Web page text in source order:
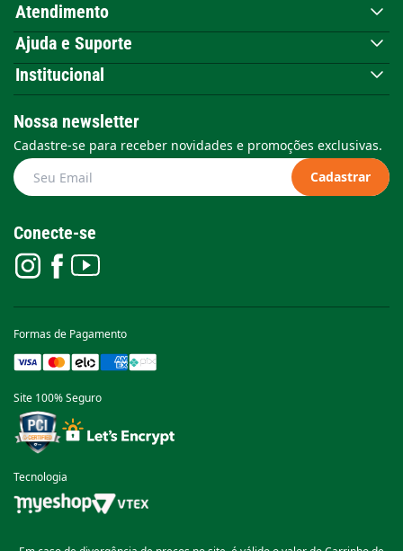
Atendimento
Ajuda e Suporte
Institucional
Nossa newsletter
Cadastre-se para receber novidades e promoções exclusivas.
Cadastrar
Conecte-se
Formas de Pagamento
Site 100% Seguro
Tecnologia